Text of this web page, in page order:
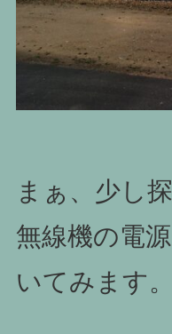
まぁ、少し
無線機の電
いてみます。